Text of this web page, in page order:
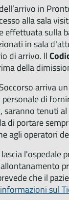
in
alla sala
effettuata sulla
in sala
di arrivo. Il
della
arriva
di
saranno tenuti
di portare
agli operatori
l'ospedale
che il
sul